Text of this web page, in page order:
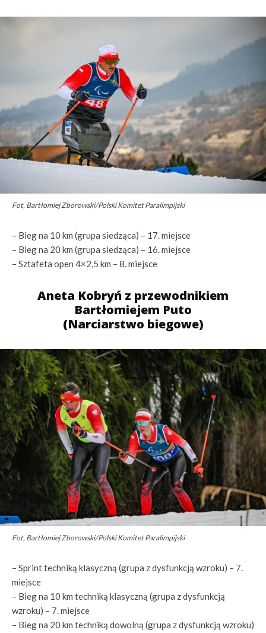
Fot, Bartłomiej Zborowski/Polski Komitet Paralimpijski
– Bieg na 10 km (grupa siedząca) – 17. miejsce
– Bieg na 20 km (grupa siedząca) – 16. miejsce
– Sztafeta open 4×2,5 km – 8. miejsce
Aneta Kobryń z przewodnikiem
Bartłomiejem Puto
(Narciarstwo biegowe)
Fot, Bartłomiej Zborowski/Polski Komitet Paralimpijski
– Sprint techniką klasyczną (grupa z dysfunkcją wzroku) – 7.
miejsce
– Bieg na 10 km techniką klasyczną (grupa z dysfunkcją
wzroku) – 7. miejsce
– Bieg na 20 km techniką dowolną (grupa z dysfunkcją wzroku)